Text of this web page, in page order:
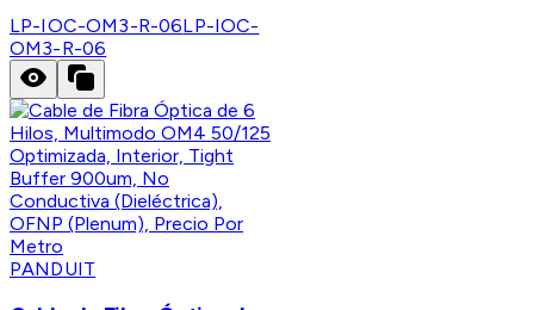
LP-IOC-OM3-R-06LP-IOC-
OM3-R-06
PANDUIT